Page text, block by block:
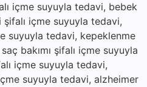
içme suyuyla tedavi, bebek
şifalı içme suyuyla tedavi,
suyuyla tedavi, kepeklenme
bakımı şifalı içme suyuyla
içme suyuyla tedavi,
suyuyla tedavi, alzheimer